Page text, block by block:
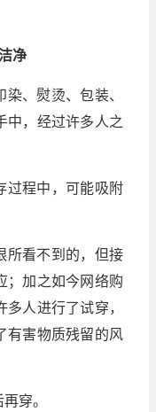
净
、熨烫、包装、
中，经过许多人之
过程中，可能吸附
所看不到的，但接
；加之如今网络购
人进行了试穿，
有害物质残留的风
穿。